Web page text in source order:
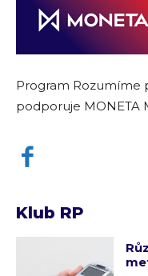
Program Rozumíme
podporuje MONETA
Klub RP